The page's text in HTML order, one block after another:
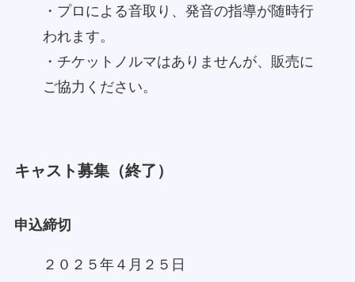
・プロによる音取り、発音の指導が随時行
われます。
・チケットノルマはありませんが、販売に
ご協力ください。
キャスト募集（終了）
申込締切
２０２５年４月２５日